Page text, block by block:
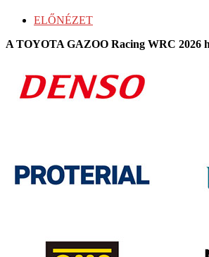
ELŐNÉZET
A TOYOTA GAZOO Racing WRC 2026